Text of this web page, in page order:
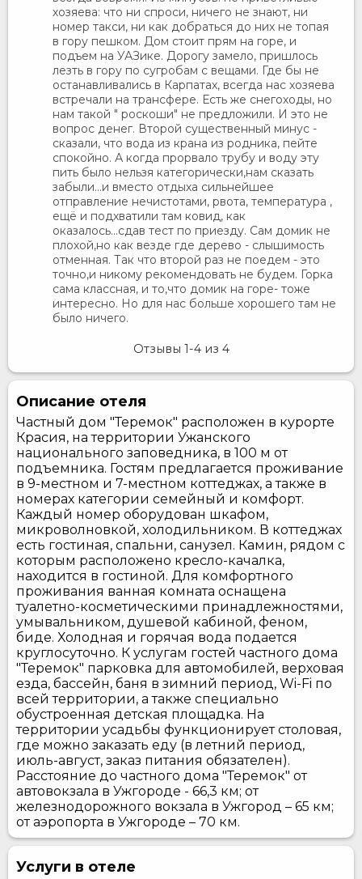
хозяева: что ни спроси, ничего не знают, ни
номер такси, ни как добраться до них не топая
в гору пешком. Дом стоит прям на горе, и
подъем на УАЗике. Дорогу замело, пришлось
лезть в гору по сугробам с вещами. Где бы не
останавливались в Карпатах, всегда нас хозяева
встречали на трансфере. Есть же снегоходы, но
нам такой " роскоши" не предложили. И это не
вопрос денег. Второй существенный минус -
сказали, что вода из крана из родника, пейте
спокойно. А когда прорвало трубу и воду эту
пить было нельзя категорически,нам сказать
забыли...и вместо отдыха сильнейшее
отправление нечистотами, рвота, температура ,
ещё и подхватили там ковид, как
оказалось...сдав тест по приезду. Сам домик не
плохой,но как везде где дерево - слышимость
отменная. Так что второй раз не поедем - это
точно,и никому рекомендовать не будем. Горка
сама классная, и то,что домик на горе- тоже
интересно. Но для нас больше хорошего там не
было ничего.
Отзывы 1-4 из 4
Описание отеля
Частный дом "Теремок" расположен в курорте
Красия, на территории Ужанского
национального заповедника, в 100 м от
подъемника. Гостям предлагается проживание
в 9-местном и 7-местном коттеджах, а также в
номерах категории семейный и комфорт.
Каждый номер оборудован шкафом,
микроволновкой, холодильником. В коттеджах
есть гостиная, спальни, санузел. Камин, рядом с
которым расположено кресло-качалка,
находится в гостиной. Для комфортного
проживания ванная комната оснащена
туалетно-косметическими принадлежностями,
умывальником, душевой кабиной, феном,
биде. Холодная и горячая вода подается
круглосуточно. К услугам гостей частного дома
"Теремок" парковка для автомобилей, верховая
езда, бассейн, баня в зимний период, Wi-Fi по
всей территории, а также специально
обустроенная детская площадка. На
территории усадьбы функционирует столовая,
где можно заказать еду (в летний период,
июль-август, заказ питания обязателен).
Расстояние до частного дома "Теремок" от
автовокзала в Ужгороде - 66,3 км; от
железнодорожного вокзала в Ужгород – 65 км;
от аэропорта в Ужгороде – 70 км.
Услуги в отеле